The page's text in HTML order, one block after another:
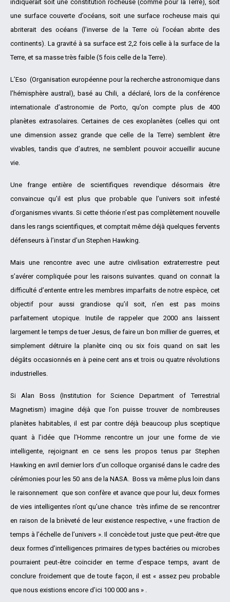
indiquerait soit une constitution rocheuse (comme pour la Terre), soit
une surface couverte d’océans, soit une surface rocheuse mais qui
abriterait des océans (l’inverse de la Terre où l’océan abrite des
continents). La gravité à sa surface est 2,2 fois celle à la surface de la
Terre, et sa masse très faible (5 fois celle de la Terre).
L’Eso (Organisation européenne pour la recherche astronomique dans
l’hémisphère austral), basé au Chili, a déclaré, lors de la conférence
internationale d’astronomie de Porto, qu’on compte plus de 400
planètes extrasolaires. Certaines de ces exoplanètes (celles qui ont
une dimension assez grande que celle de la Terre) semblent être
vivables, tandis que d’autres, ne semblent pouvoir accueillir aucune
vie.
Une frange entière de scientifiques revendique désormais être
convaincue qu’il est plus que probable que l’univers soit infesté
d’organismes vivants. Si cette théorie n’est pas complètement nouvelle
dans les rangs scientifiques, et comptait même déjà quelques fervents
défenseurs à l’instar d’un Stephen Hawking.
Mais une rencontre avec une autre civilisation extraterrestre peut
s’avérer compliquée pour les raisons suivantes. quand on connait la
difficulté d’entente entre les membres imparfaits de notre espèce, cet
objectif pour aussi grandiose qu’il soit, n’en est pas moins
parfaitement utopique. Inutile de rappeler que 2000 ans laissent
largement le temps de tuer Jesus, de faire un bon millier de guerres, et
simplement détruire la planète cinq ou six fois quand on sait les
dégâts occasionnés en à peine cent ans et trois ou quatre révolutions
industrielles.
Si Alan Boss (Institution for Science Department of Terrestrial
Magnetism) imagine déjà que l’on puisse trouver de nombreuses
planètes habitables, il est par contre déjà beaucoup plus sceptique
quant à l’idée que l’Homme rencontre un jour une forme de vie
intelligente, rejoignant en ce sens les propos tenus par Stephen
Hawking en avril dernier lors d’un colloque organisé dans le cadre des
cérémonies pour les 50 ans de la NASA. Boss va même plus loin dans
le raisonnement que son confère et avance que pour lui, deux formes
de vies intelligentes n’ont qu’une chance très infime de se rencontrer
en raison de la brièveté de leur existence respective, « une fraction de
temps à l’échelle de l’univers ». Il concède tout juste que peut-être que
deux formes d’intelligences primaires de types bactéries ou microbes
pourraient peut-être coïncider en terme d’espace temps, avant de
conclure froidement que de toute façon, il est « assez peu probable
que nous existions encore d’ici 100 000 ans » .